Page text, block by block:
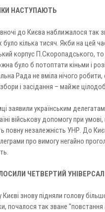
НАСТУПАЮТЬ
до Києва наближалося так
було кілька тисяч. Якби на цей
корпус П.Скоропадського,
було б потоптати кіньми і
Рада не вміла нічого робити,
і засідання – майже
заявили українським
військову допомогу при
повну незалежність УНР. До
про вимогу негайно
ЧЕТВЕРТИЙ УНІВЕРСАЛ
знову підняли голову
почалося так зване "повстання